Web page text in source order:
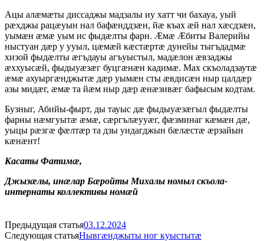
Ацы алæмæты диссаджы мадзалы иу хатт чи бахауа, уый
рæхджы рацæуын нал бафæнддзæн, йæ къах æй нал хæсдзæн,
уымæн æмæ уым ис фыдæлты фарн. Æмæ Æбиты Валерийы
ныстуан дæр у ууыл, цæмæй кæстæртæ дунейы тыгъдадмæ
хизой фыдæлты æгъдауы агъуыстыл, мадæлон æвзаджы
æххуысæй, фыдыуæзæг буцгæнæн кадимæ. Мах скъоладзаутæ
æмæ ахуыргæнджытæ дæр уымæн сты æвдисæн ныр цалдæр
азы мидæг, æмæ та йæм ныр дæр æнæзивæг бафысым кодтам.
Бузныг, Абийы-фырт, ды тауыс дæ фыдыуæзæгыл фыдæлты
фарны нæмгуытæ æмæ, сæргълæууæг, фæзминаг кæмæн дæ,
уыцы рæзгæ фæлтæр та дзы уидагджын бæлæстæ æрзайын
кæнæнт!
Касаты Фатимæ,
Джызæлы, инæлар Бæройты Михалы номыл скъола-
интернаты коллективы номæй
Предыдущая статья03.12.2024
Следующая статьяНывгæнджыты ног куыстытæ